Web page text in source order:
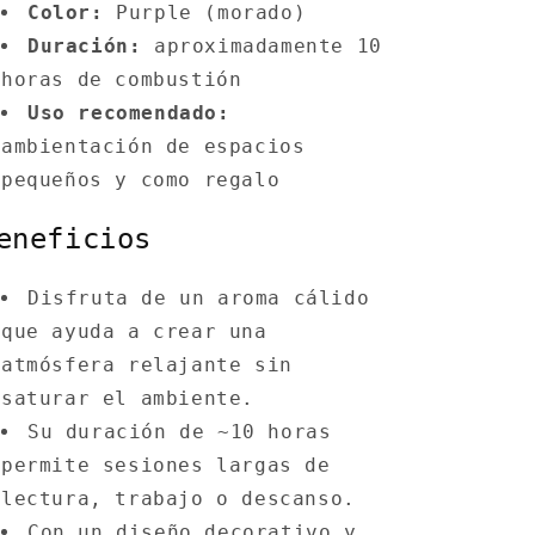
Color:
Purple (morado)
Duración:
aproximadamente 10
horas de combustión
Uso recomendado:
ambientación de espacios
pequeños y como regalo
Disfruta de un aroma cálido
que ayuda a crear una
atmósfera relajante sin
saturar el ambiente.
Su duración de ~10 horas
permite sesiones largas de
lectura, trabajo o descanso.